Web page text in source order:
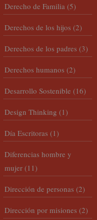
Derecho de Familia (5)
Derechos de los hijos (2)
Derechos de los padres (3)
Derechos humanos (2)
Desarrollo Sostenible (16)
Design Thinking (1)
Día Escritoras (1)
Diferencias hombre y
mujer (11)
Dirección de personas (2)
Dirección por misiones (2)